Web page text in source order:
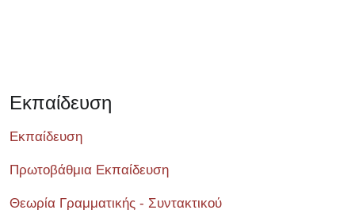
Εκπαίδευση
Εκπαίδευση
Πρωτοβάθμια Εκπαίδευση
Θεωρία Γραμματικής - Συντακτικού